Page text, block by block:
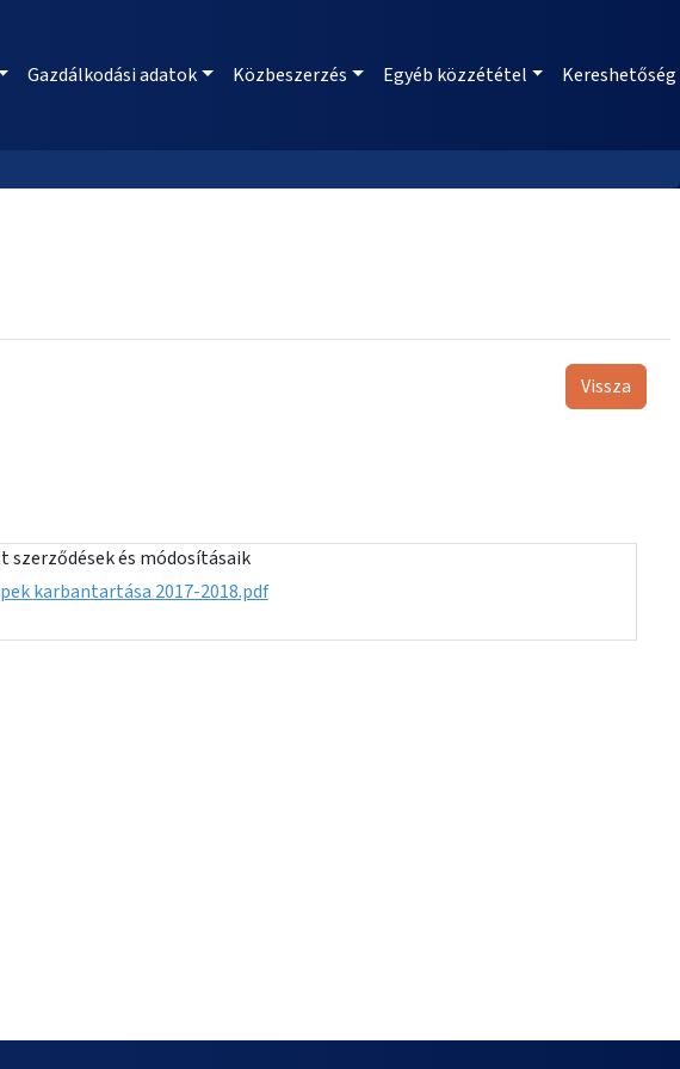
Gazdálkodási adatok Közbeszerzés Egyéb közzététel Kereshetőség
Vissza
és módosításaik
karbantartása 2017-2018.pdf